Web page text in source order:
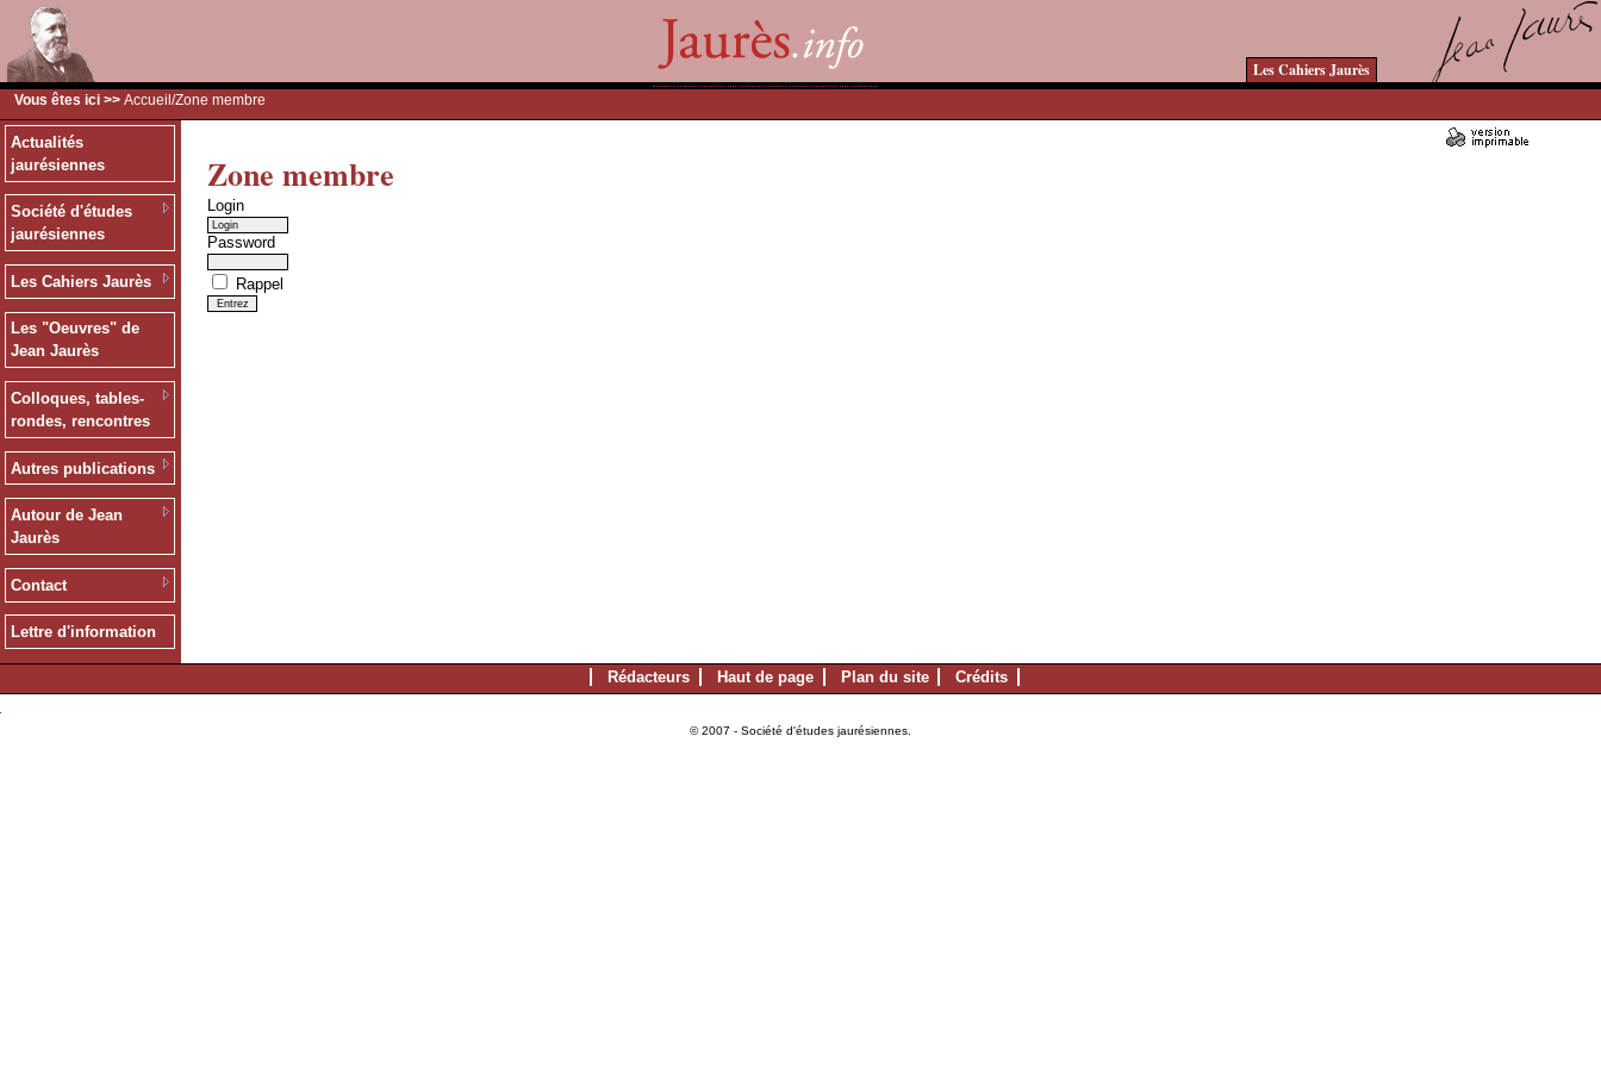
Les Cahiers Jaurès
Vous êtes ici >> Accueil /Zone membre
Actualités
jaurésiennes
Société d'études
jaurésiennes
Les Cahiers Jaurès
Les "Oeuvres" de
Jean Jaurès
Colloques, tables-
rondes, rencontres
Autres publications
Autour de Jean
Jaurès
Contact
Lettre d'information
Zone membre
Login
Password
Rappel
Rédacteurs Haut de page Plan du site Crédits
© 2007 - Société d'études jaurésiennes.